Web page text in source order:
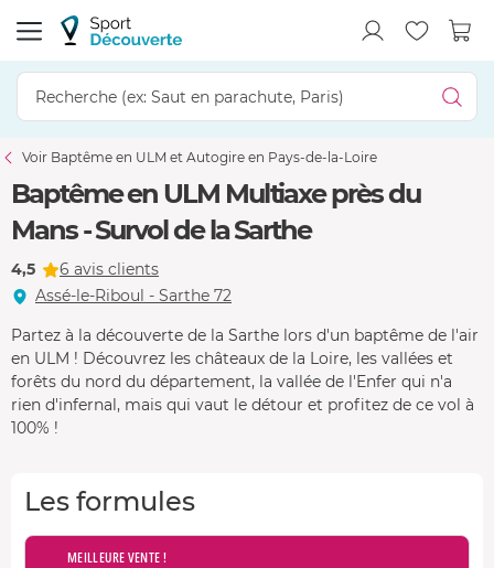
Voir Baptême en ULM et Autogire en Pays-de-la-Loire
Baptême en ULM Multiaxe près du
Mans - Survol de la Sarthe
4,5
6 avis clients
Assé-le-Riboul - Sarthe 72
Partez à la découverte de la Sarthe lors d'un baptême de l'air
en ULM ! Découvrez les châteaux de la Loire, les vallées et
forêts du nord du département, la vallée de l'Enfer qui n'a
rien d'infernal, mais qui vaut le détour et profitez de ce vol à
100% !
Les formules
MEILLEURE VENTE !